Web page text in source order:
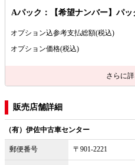
Aパック：【希望ナンバー】パッ
オプション込参考支払総額(税込)
オプション価格(税込)
さらに詳
販売店舗詳細
（有）伊佐中古車センター
郵便番号 〒901-2221